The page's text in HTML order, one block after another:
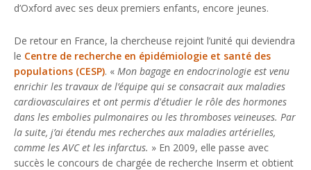
d’Oxford avec ses deux premiers enfants, encore jeunes.
De retour en France, la chercheuse rejoint l’unité qui deviendra
le Centre de recherche en épidémiologie et santé des
populations (CESP). « Mon bagage en endocrinologie est venu
enrichir les travaux de l’équipe qui se consacrait aux maladies
cardiovasculaires et ont permis d'étudier le rôle des hormones
dans les embolies pulmonaires ou les thromboses veineuses. Par
la suite, j’ai étendu mes recherches aux maladies artérielles,
comme les AVC et les infarctus. » En 2009, elle passe avec
succès le concours de chargée de recherche Inserm et obtient